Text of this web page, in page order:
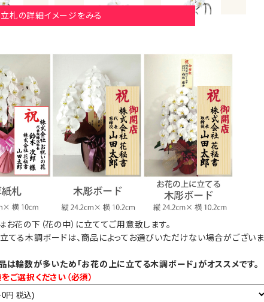
メージ）
木調ボード
（正面からみたイメージ）
木調ボード
（横からみたイメージ）
合がござ
画像はイメージです。（こちらの商品は3本立ち30
輪の胡蝶蘭です。）
実際にご注文いただくお花の規格により、立札の
見え方が異なりますこと予めご了承ください。
発送のご案内時に配信される画像は、お花をメイ
ンに正面から撮影した画像の配信となります。
お花の下（花の中）に立てた場合は立札内容が見
えにくい場合もございます。
尚、実際の胡蝶蘭はアーチ状になっておりますの
立札の詳細イメージをみる
お花の下（花の中）に立ててご用意致します。
てる木調ボードは、商品によってお選びいただけない場合がございま
は輪数が多いため「お花の上に立てる木調ボード」がオススメです。
ご選択ください（必須）